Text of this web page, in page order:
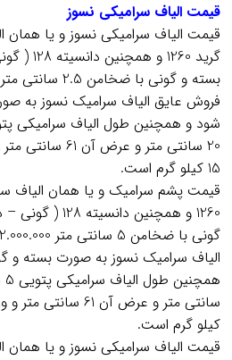
قیمت الیاف سرامیکی نسوز
قیمت الیاف سرامیکی نسوز و یا همان
گرید
فروش عایق الیاف سرامیک نسوز به
20 سانتی متر و
15 کیلو گرم است.
قیمت پشم سرامیک و یا همان الیاف
1260 و همچنین
الیاف سرامیک نسوز به صورت بسته و
کیلو گرم است.
قیمت الیاف سرامیکی نسوز و یا همان